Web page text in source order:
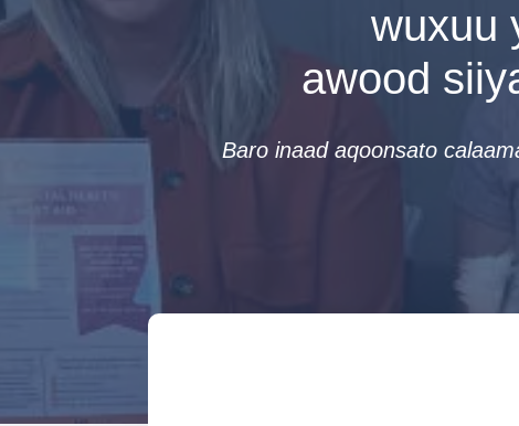
wuxuu
awood
Baro inaad aqoonsato